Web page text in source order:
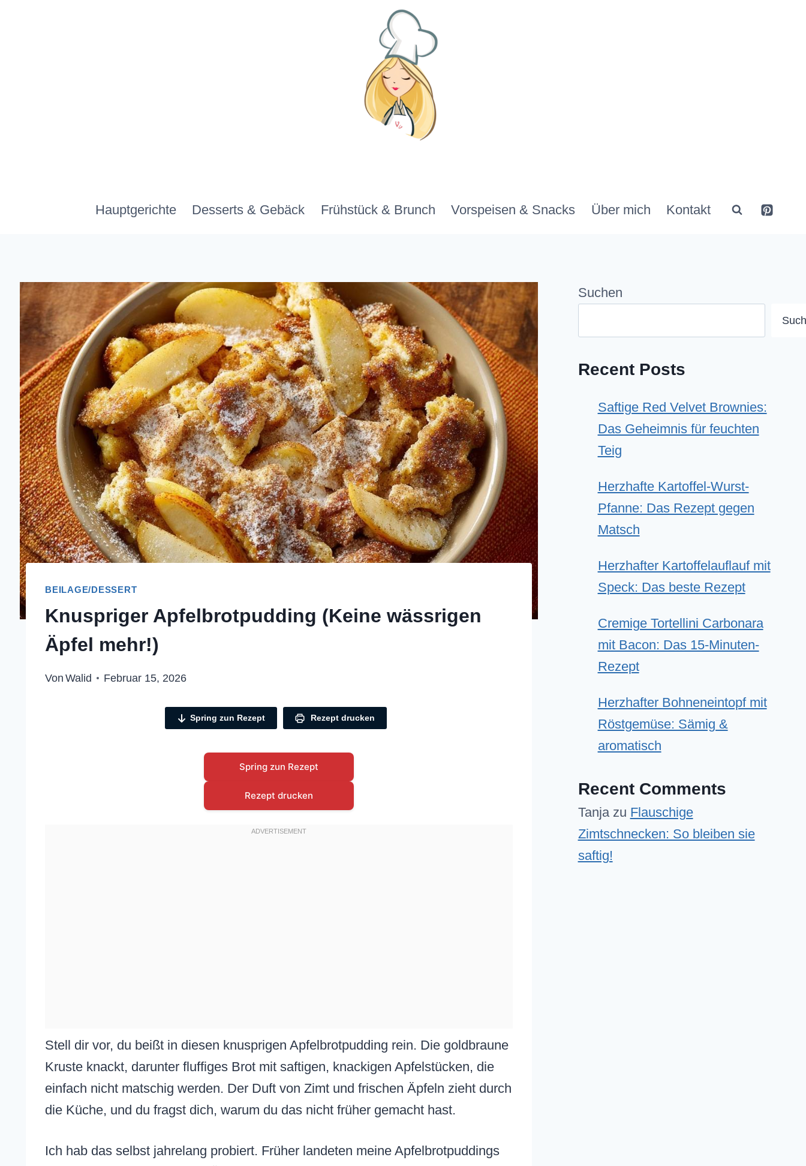
Hauptgerichte Desserts & Gebäck Frühstück & Brunch Vorspeisen & Snacks Über mich Kontakt
BEILAGE/DESSERT
Knuspriger Apfelbrotpudding (Keine wässrigen
Äpfel mehr!)
Von Walid Februar 15, 2026
Spring zun Rezept Rezept drucken
Spring zun Rezept
Rezept drucken
Stell dir vor, du beißt in diesen knusprigen Apfelbrotpudding rein. Die goldbraune
Kruste knackt, darunter fluffiges Brot mit saftigen, knackigen Apfelstücken, die
einfach nicht matschig werden. Der Duft von Zimt und frischen Äpfeln zieht durch
die Küche, und du fragst dich, warum du das nicht früher gemacht hast.
Ich hab das selbst jahrelang probiert. Früher landeten meine Apfelbrotpuddings
Suchen
Recent Posts
Saftige Red Velvet Brownies:
Das Geheimnis für feuchten
Teig
Herzhafte Kartoffel-Wurst-
Pfanne: Das Rezept gegen
Matsch
Herzhafter Kartoffelauflauf mit
Speck: Das beste Rezept
Cremige Tortellini Carbonara
mit Bacon: Das 15-Minuten-
Rezept
Herzhafter Bohneneintopf mit
Röstgemüse: Sämig &
aromatisch
Recent Comments
Tanjazu Flauschige
Zimtschnecken: So bleiben sie
saftig!